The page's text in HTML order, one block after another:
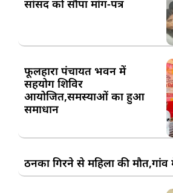
सांसद को सौंपा मांग-पत्र
फूलहारा पंचायत भवन में
सहयोग शिविर
आयोजित,समस्याओं का हुआ
समाधान
ठनका गिरने से महिला की मौत,गांव